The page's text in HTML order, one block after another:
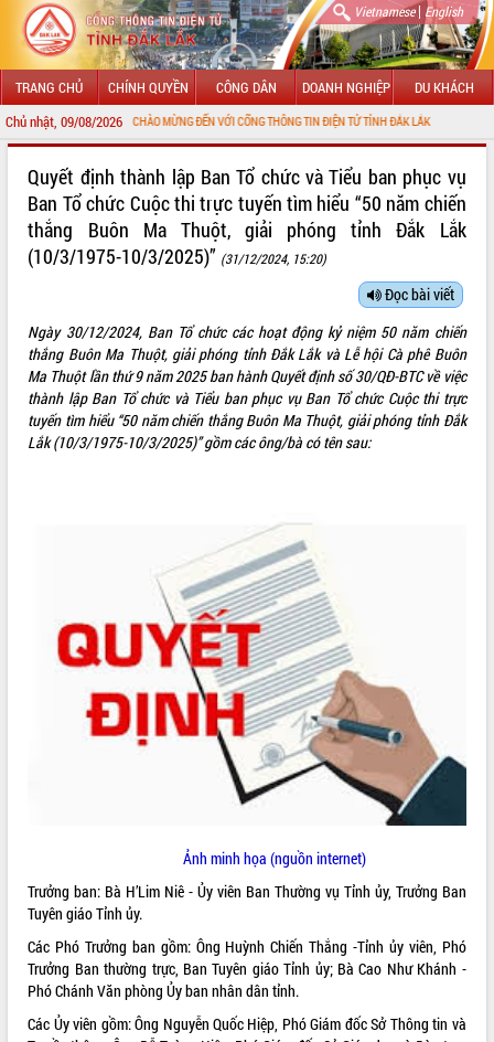
Vietnamese| English
TRANG CHỦ CHÍNH QUYỀN CÔNG DÂN DOANH NGHIỆP DU KHÁCH
Chủ nhật, 09/08/2026CHÀO MỪNG ĐẾN VỚI CỔNG THÔNG TIN ĐIỆN TỬ TỈNH ĐẮK LẮK
LÃNH ĐẠO UBND TỈNH
TIN TỨC SỰ KIỆN
UBND CÁC XÃ, PHƯỜNG
THÔNG TIN CHỈ ĐẠO ĐIỀU HÀNH
HỆ THỐNG VĂN BẢN
VIDEO
Quyết định thành lập Ban Tổ chức và Tiểu ban phục vụ
Ban Tổ chức Cuộc thi trực tuyến tìm hiểu “50 năm chiến
thắng Buôn Ma Thuột, giải phóng tỉnh Đắk Lắk
(10/3/1975-10/3/2025)” (31/12/2024, 15:20)
Đọc bài viết
Ngày 30/12/2024, Ban Tổ chức các hoạt động kỷ niệm 50 năm chiến
thắng Buôn Ma Thuột, giải phóng tỉnh Đắk Lắk và Lễ hội Cà phê Buôn
Ma Thuột lần thứ 9 năm 2025 ban hành Quyết định số 30/QĐ-BTC về việc
thành lập Ban Tổ chức và Tiểu ban phục vụ Ban Tổ chức Cuộc thi trực
tuyến tìm hiểu “50 năm chiến thắng Buôn Ma Thuột, giải phóng tỉnh Đắk
Lắk (10/3/1975-10/3/2025)” gồm các ông/bà có tên sau:
Ảnh minh họa (nguồn internet)
Trưởng ban: Bà H’Lim Niê - Ủy viên Ban Thường vụ Tỉnh ủy, Trưởng Ban
Tuyên giáo Tỉnh ủy.
Các Phó Trưởng ban gồm: Ông Huỳnh Chiến Thắng -Tỉnh ủy viên, Phó
Trưởng Ban thường trực, Ban Tuyên giáo Tỉnh ủy; Bà Cao Như Khánh -
Phó Chánh Văn phòng Ủy ban nhân dân tỉnh.
Các Ủy viên gồm: Ông Nguyễn Quốc Hiệp, Phó Giám đốc Sở Thông tin và